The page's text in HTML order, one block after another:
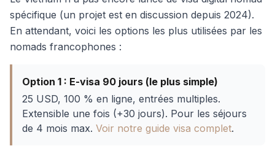
spécifique (un projet est en discussion depuis 2024).
En attendant, voici les options les plus utilisées par les
nomads francophones :
Option 1 : E-visa 90 jours (le plus simple)
25 USD, 100 % en ligne, entrées multiples.
Extensible une fois (+30 jours). Pour les séjours
de 4 mois max. Voir notre guide visa complet.